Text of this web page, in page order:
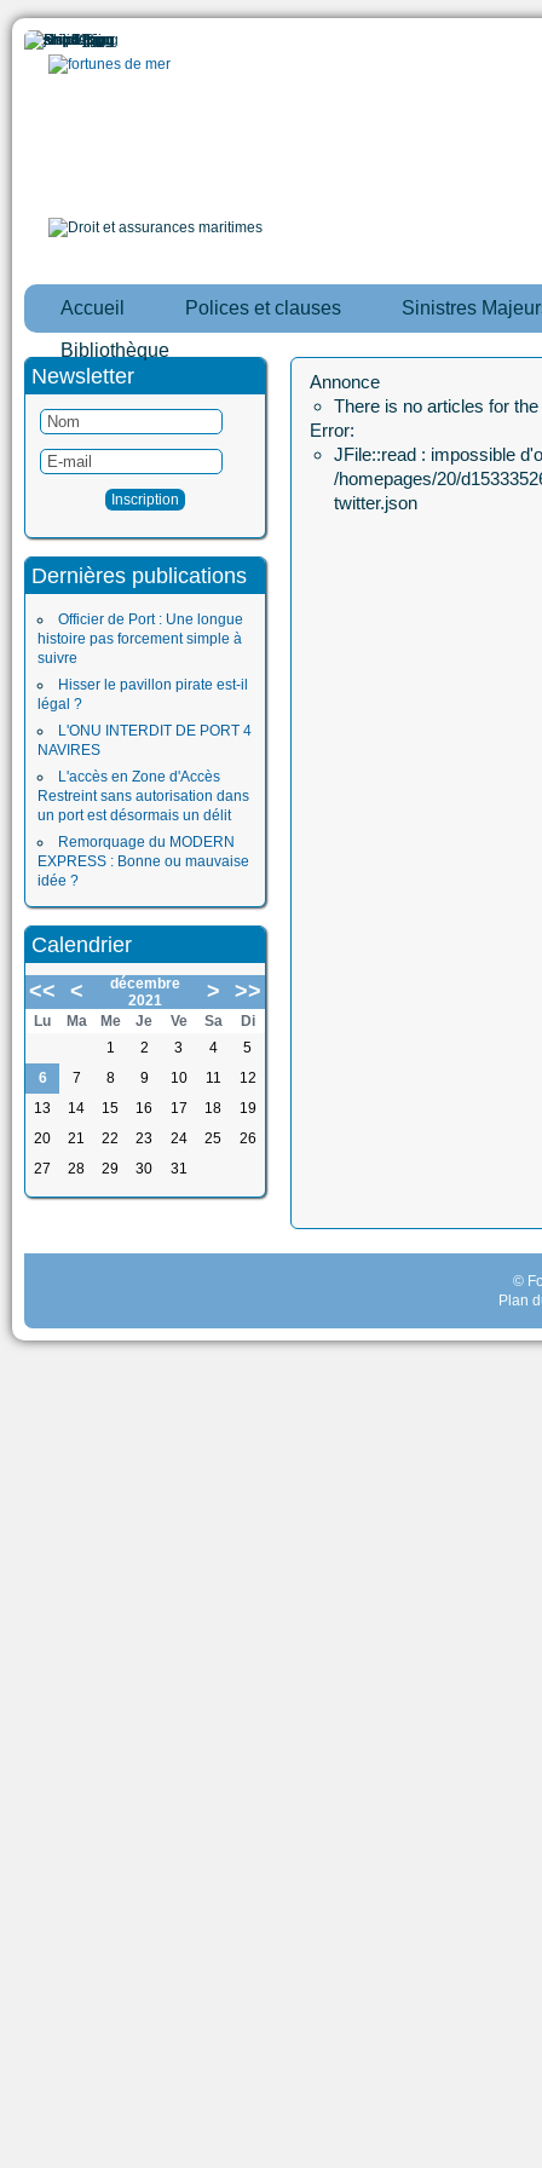
Accueil Polices et clauses Sinistres
Bibliothèque
Newsletter
Dernières publications
Officier de Port : Une longue
histoire pas forcement simple à
suivre
Hisser le pavillon pirate est-il
légal ?
L'ONU INTERDIT DE PORT 4
NAVIRES
L'accès en Zone d'Accès
Restreint sans autorisation dans
un port est désormais un délit
Remorquage du MODERN
EXPRESS : Bonne ou mauvaise
idée ?
Calendrier
<<
<
décembre
2021
> >>
Lu Ma Me Je Ve Sa
Di
1
2 3 4
5
6
7 8 9 10 11
12
13
14 15 16 17 18
19
20
21 22 23 24 25
26
27
28 29 30 31
Annonce
There is no articles for
Error:
JFile::read : impossible
/homepages/20/
twitter.json
©
Plan